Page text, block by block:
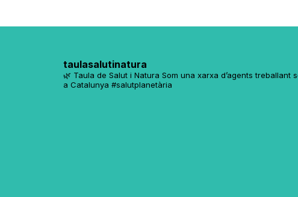
taulasalutinatura
🌿 Taula de Salut i Natura Som una xarxa d’agents
a Catalunya #salutplanetària